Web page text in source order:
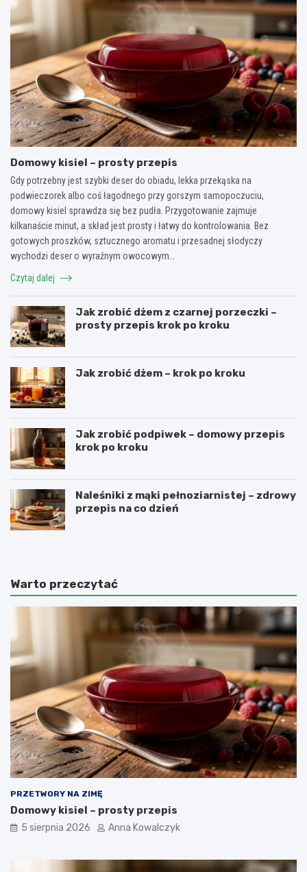
Domowy kisiel – prosty przepis
Gdy potrzebny jest szybki deser do obiadu, lekka przekąska na
podwieczorek albo coś łagodnego przy gorszym samopoczuciu,
domowy kisiel sprawdza się bez pudła. Przygotowanie zajmuje
kilkanaście minut, a skład jest prosty i łatwy do kontrolowania. Bez
gotowych proszków, sztucznego aromatu i przesadnej słodyczy
wychodzi deser o wyraźnym owocowym…
Czytaj dalej
Jak zrobić dżem z czarnej porzeczki –
prosty przepis krok po kroku
Jak zrobić dżem – krok po kroku
Jak zrobić podpiwek – domowy przepis
krok po kroku
Naleśniki z mąki pełnoziarnistej – zdrowy
przepis na co dzień
Warto przeczytać
PRZETWORY NA ZIMĘ
Domowy kisiel – prosty przepis
5 sierpnia 2026 Anna Kowalczyk